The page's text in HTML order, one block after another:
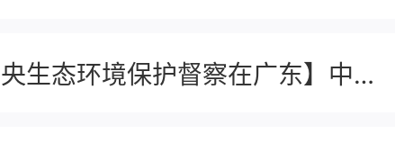
【中央生态环境保护督察在广东】中央生态环境保护督察群众信访举报转办和边督边改公开情况（第七批）